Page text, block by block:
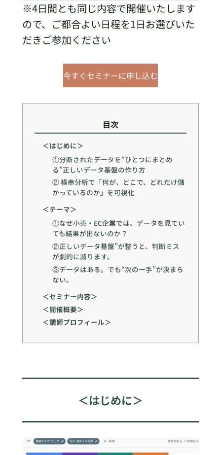
※4日間とも同じ内容で開催いたします
ので、ご都合よい日程を1日お選びいた
だきご参加ください
今すぐセミナーに申し込む
目次
＜はじめに＞
①分断されたデータを“ひとつにまとめ
る”正しいデータ基盤の作り方
② 横串分析で「何が、どこで、どれだけ儲
かっているのか」を可視化
＜テーマ＞
①なぜ小売・EC企業では、データを見てい
ても結果が出ないのか？
②正しいデータ基盤”が整うと、判断ミス
が劇的に減ります。
③データはある。でも“次の一手”が決まら
ない。
＜セミナー内容＞
＜開催概要＞
＜講師プロフィール＞
＜はじめに＞